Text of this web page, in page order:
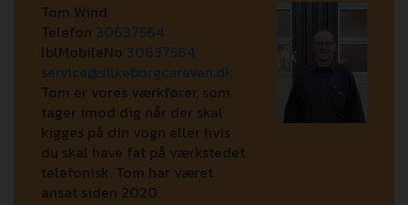
Tom Wind
Telefon 30637564
lblMobileNo 30637564
service@silkeborgcaravan.dk
Tom er vores værkfører, som
tager imod dig når der skal
kigges på din vogn eller hvis
du skal have fat på værkstedet
telefonisk. Tom har været
ansat siden 2020.